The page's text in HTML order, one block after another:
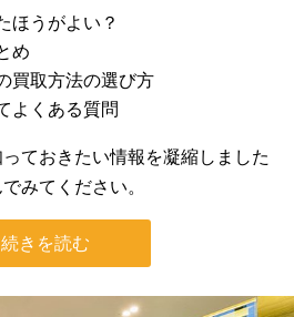
ほうがよい？
め
買取方法の選び方
よくある質問
ておきたい情報を凝縮しました
みてください。
続きを読む